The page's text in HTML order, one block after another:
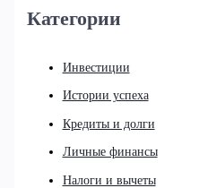
Категории
Инвестиции
Истории успеха
Кредиты и долги
Личные финансы
Налоги и вычеты